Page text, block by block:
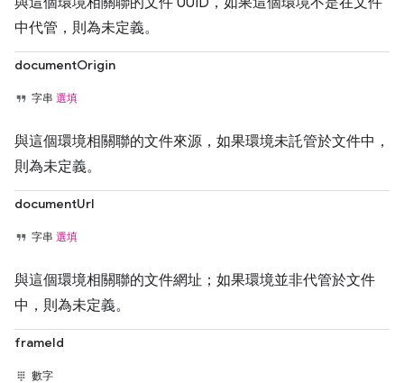
中代管，則為未定義。
documentOrigin
字串 選填
與這個環境相關聯的文件來源，如果環境未託管於文件中，
則為未定義。
documentUrl
字串 選填
與這個環境相關聯的文件網址；如果環境並非代管於文件
中，則為未定義。
frameId
數字